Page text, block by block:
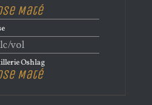
Maté
vol
Oshlag
Maté